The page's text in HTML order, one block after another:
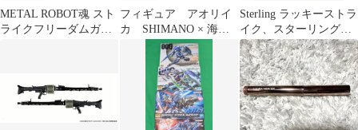
METAL ROBOT魂 スト
ライクフリーダムガン
フィギュア アオリイ
カ SHIMANO × 海洋
堂 STRIKE FANTASY
Sterling ラッキーストラ
イク、スターリングシ
ルバー アーマー、
Zippo